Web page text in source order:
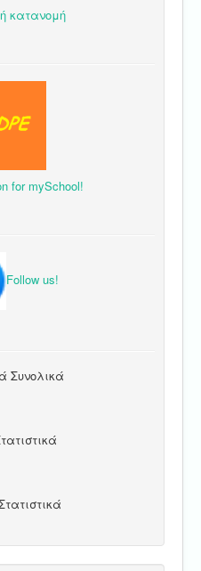
κατανομή
for mySchool!
Follow us!
Συνολικά